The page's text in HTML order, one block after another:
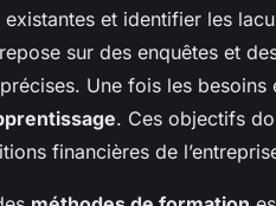
et identifier les
sur des enquêtes et
Une fois les
. Ces objectifs
financières de